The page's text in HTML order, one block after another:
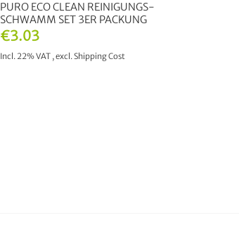
€3.03
Incl. 22% VAT ,excl.Shipping Cost
PURO ECO CLEAN REINIGUNGS-
SCHWAMM SET 3ER PACKUNG